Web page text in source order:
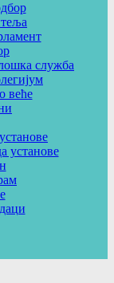
служба
веће
установе